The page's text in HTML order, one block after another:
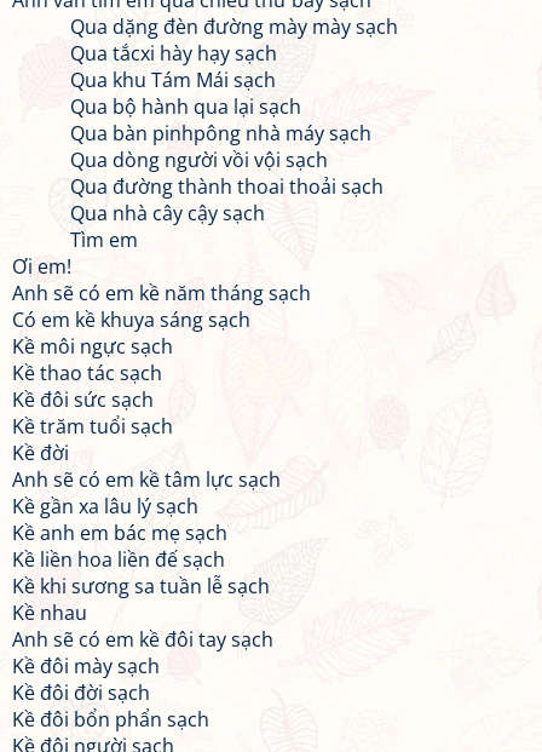
Qua dặng đèn đường mày mày sạch
Qua tắcxi hày hạy sạch
Qua khu Tám Mái sạch
Qua bộ hành qua lại sạch
Qua bàn pinhpông nhà máy sạch
Qua dòng người vồi vội sạch
Qua đường thành thoai thoải sạch
Qua nhà cây cậy sạch
Tìm em
Ơi em!
Anh sẽ có em kề năm tháng sạch
Có em kề khuya sáng sạch
Kề môi ngực sạch
Kề thao tác sạch
Kề đôi sức sạch
Kề trăm tuổi sạch
Kề đời
Anh sẽ có em kề tâm lực sạch
Kề gần xa lâu lý sạch
Kề anh em bác mẹ sạch
Kề liền hoa liền đế sạch
Kề khi sương sa tuần lễ sạch
Kề nhau
Anh sẽ có em kề đôi tay sạch
Kề đôi mày sạch
Kề đôi đời sạch
Kề đôi bổn phẩn sạch
Kề đôi người sạch